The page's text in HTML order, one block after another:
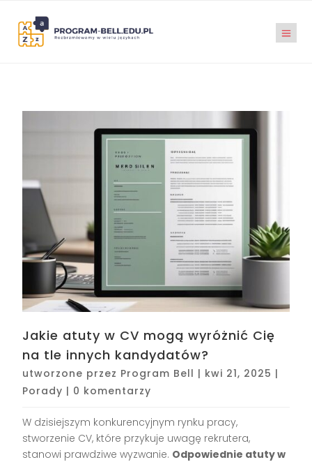
Jakie atuty w CV mogą wyróżnić Cię
na tle innych kandydatów?
utworzone przez Program Bell | kwi 21, 2025 |
Porady | 0 komentarzy
W dzisiejszym konkurencyjnym rynku pracy,
stworzenie CV, które przykuje uwagę rekrutera,
stanowi prawdziwe wyzwanie. Odpowiednie atuty w